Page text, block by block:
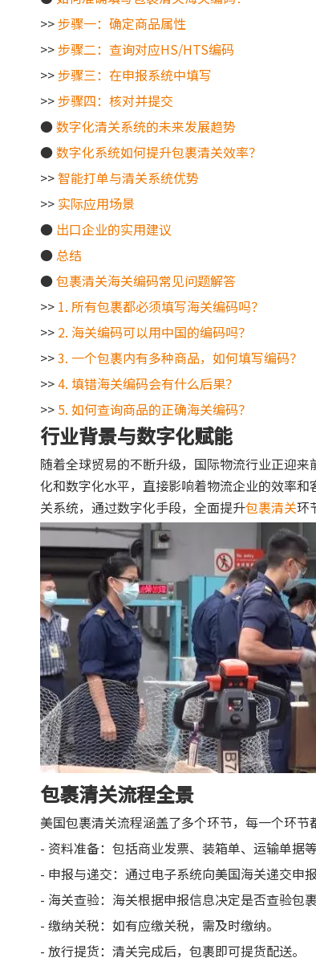
>>步骤一：确定商品属性
>>步骤二：查询对应HS/HTS编码
>>步骤三：在申报系统中填写
>>步骤四：核对并提交
●数字化清关系统的未来发展趋势
●数字化系统如何提升包裹清关效率？
>>智能打单与清关系统优势
>> 实际应用场景
● 出口企业的实用建议
● 总结
●包裹清关海关编码常见问题解答
>> 1. 所有包裹都必须填写海关编码吗？
>> 2. 海关编码可以用中国的编码吗？
>>3. 一个包裹内有多种商品，如何填写编码？
>>4. 填错海关编码会有什么后果？
>> 5. 如何查询商品的正确海关编码？
行业背景与数字化赋能
随着全球贸易的不断升级，国际物流行业正迎
化和数字化水平，直接影响着物流企业的效率
关系统，通过数字化手段，全面提升包裹清关环
包裹清关流程全景
美国包裹清关流程涵盖了多个环节，每一个环节
- 资料准备：包括商业发票、装箱单、运输单据等
- 申报与递交：通过电子系统向美国海关递交申报
- 海关查验：海关根据申报信息决定是否查验包裹
- 缴纳关税：如有应缴关税，需及时缴纳。
- 放行提货：清关完成后，包裹即可提货配送。